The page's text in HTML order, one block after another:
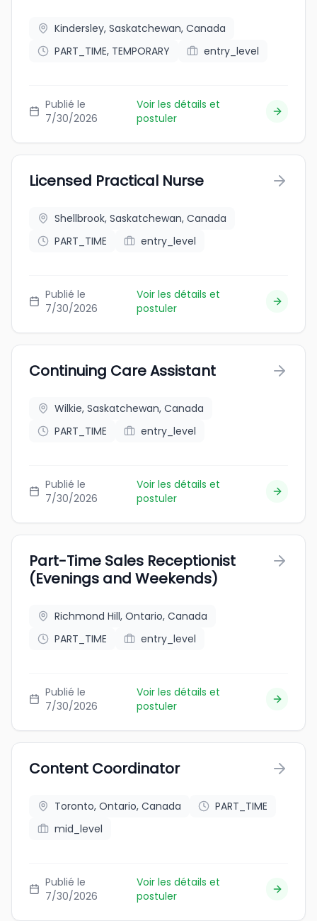
Kindersley, Saskatchewan, Canada
PART_TIME, TEMPORARY
entry_level
Publié le
7/30/2026
Voir les détails et
postuler
Licensed Practical Nurse
Shellbrook, Saskatchewan, Canada
PART_TIME
entry_level
Publié le
7/30/2026
Voir les détails et
postuler
Continuing Care Assistant
Wilkie, Saskatchewan, Canada
PART_TIME
entry_level
Publié le
7/30/2026
Voir les détails et
postuler
Part-Time Sales Receptionist
(Evenings and Weekends)
Richmond Hill, Ontario, Canada
PART_TIME
entry_level
Publié le
7/30/2026
Voir les détails et
postuler
Content Coordinator
Toronto, Ontario, Canada
PART_TIME
mid_level
Publié le
7/30/2026
Voir les détails et
postuler